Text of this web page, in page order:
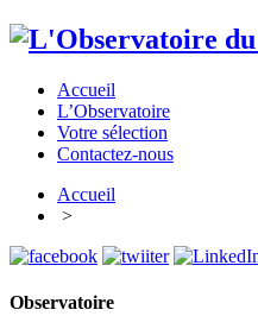
Accueil
L’Observatoire
Votre sélection
Contactez-nous
Accueil
>
Observatoire